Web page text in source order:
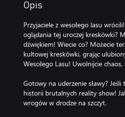
Opis
Przyjaciele z wesołego lasu
oglądania tej uroczej kreskówki?
dźwiękiem! Wiecie co? Możecie
kultowej kreskówki, grając
Wesołego Lasu! Uwolnijcie
Gotowy na uderzenie sławy?
historii brutalnych reality show!
wrogów w drodze na szczyt.